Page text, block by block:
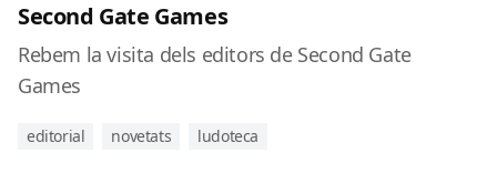
Second Gate Games
Rebem la visita dels editors de Second Gate
Games
editorial novetats ludoteca